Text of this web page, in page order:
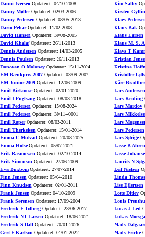
Danni Iversen Opdateret: 04/10-2008
Danny MøllerOpdateret: 02/03-2006
Danny Pedersen Opdateret: 08/05-2013
Dario PeharOpdateret: 11/02-2008
David Hansen Opdateret: 30/08-2005
David KhalafOpdateret: 26/11-2013
Dennis Andersen Opdateret: 14/03-2005
Dennis Poulsen Opdateret: 26/11-2013
Donovan O MoloneyOpdateret: 15/11-2024
EM Bænkpres 2007Opdateret: 03/09-2007
EM Junior 2009Opdateret: 12/06-2009
Emil BirkmoseOpdateret: 02/01-2020
Emil I FuglsangOpdateret: 08/03-2018
Emil Pedersen Opdateret: 15/08-2024
Emil Pedersen Opdateret: 30/11--0001
Emil RøperOpdateret: 08/02-2011
Emil Therkelsen Opdateret: 15/01-2014
Emma C Mulvad Opdateret: 20/08-2025
Emma HolseOpdateret: 05/07-2021
Erik Rasmussen Opdateret: 02/10-2014
Erik Simonsen Opdateret: 27/06-2009
Eva BuxbomOpdateret: 27/07-2014
Finn Jensen Opdateret: 05/04-2010
Finn Knudsen Opdateret: 02/01-2011
Frank Jensen Opdateret: 04/10-2009
Frank Sørensen Opdateret: 17/09-2004
Frederik F TolbergOpdateret: 23/06-2017
Frederik NT Larsen Opdateret: 18/06-2024
Frederik S DallOpdateret: 20/01-2026
Gert F Karlson Opdateret: 04/01-2022
Kim Salby
Kirsten
Klaes
Klaus Bak
Klaus Larsen
Klaus M. S.
Klavs T
Kristian
Kristina
Kristoffer
Kåre
Lars Andersen
Lars Keiding
Lars Mardov
Lars
Lars
Lars Pedersen
Lars Sørige
Lasse B
Lasse
Laurits N
Leif Nielsen
Linda
Lise Ejlertsen
Lotte Ditlev
Louis
Lucas J Led
Lukas
Mads
Mads Friche